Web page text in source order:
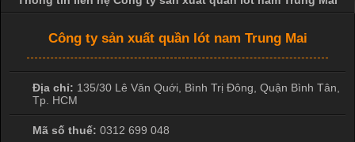
Cập nhật 2026-04-24 17:24:50
Áo phông là một trong những trang phục phổ biến nhất trong
Công ty sản xuất quần lót nam Trung Mai
Địa chỉ: 135/30 Lê Văn Quới, Bình Trị Đông Quận Bình Tân
Tp. HCM
Mã số thuế: 0312 699 048